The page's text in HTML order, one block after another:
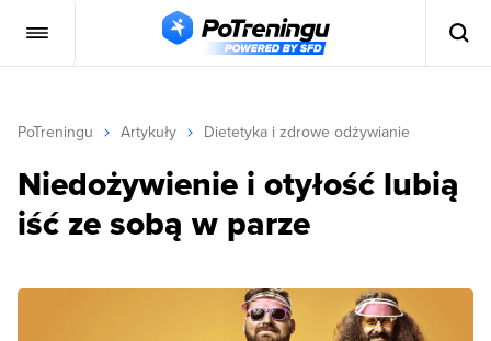
PoTreningu Artykuły Dietetyka i zdrowe odżywianie
Niedożywienie i otyłość lubią
iść ze sobą w parze